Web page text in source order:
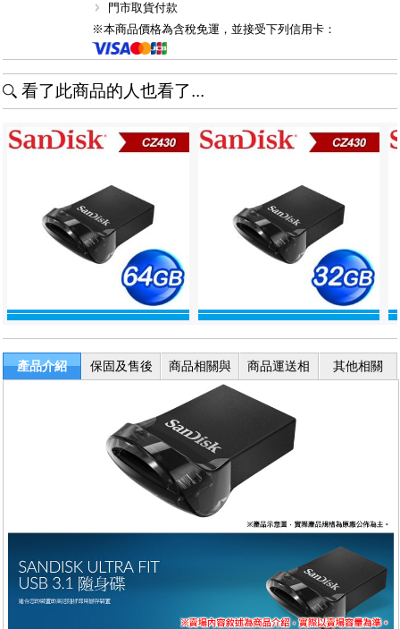
門市取貨付款
※本商品價格為含稅免運，並接受下列信用卡：
看了此商品的人也看了...
產品介紹
保固及售後
商品相關與
退換貨
商品運送相
其他相關